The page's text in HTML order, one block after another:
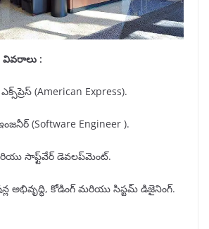
:
(American Express).
(Software Engineer ).
సాఫ్ట్‌వేర్ డెవలప్‌మెంట్.
అభివృద్ధి, కోడింగ్ మరియు సిస్టమ్ డిజైనింగ్.